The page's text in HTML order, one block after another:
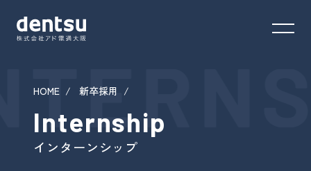
HOME 新卒採用
Internship
インターンシップ